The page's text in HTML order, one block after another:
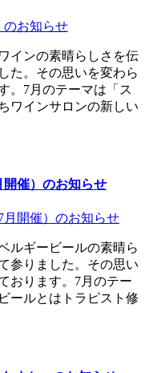
インの素晴らしさを伝
た。その思いを変わら
。7月のテーマは「ス
ワインサロンの新しい
開催）のお知らせ
ルギービールの素晴ら
参りました。その思い
おります。7月のテー
ールとはトラピスト修